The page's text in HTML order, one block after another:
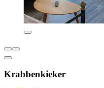
Krabbenkieker